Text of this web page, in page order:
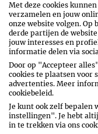
Dag
Time
slot
maandag:
dinsdag:
Met deze cookies
verzamelen en jouw
onze website volgen. Op
derde partijen de
jouw interesses en
informatie delen via
Door op "Accepteer
cookies te plaatsen voor
advertenties. Meer
cookiebeleid.
Je kunt ook zelf bepalen
instellingen". Je hebt
in te trekken via ons